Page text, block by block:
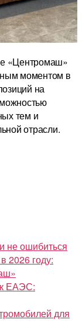
«Центромаш»
моментом в
на
тем и
отрасли.
не ошибиться
2026 году:
ЕАЭС:
для